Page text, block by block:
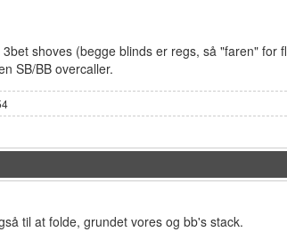
shoves (begge blinds er regs, så "faren" for
SB/BB overcaller.
til at folde, grundet vores og bb's stack.